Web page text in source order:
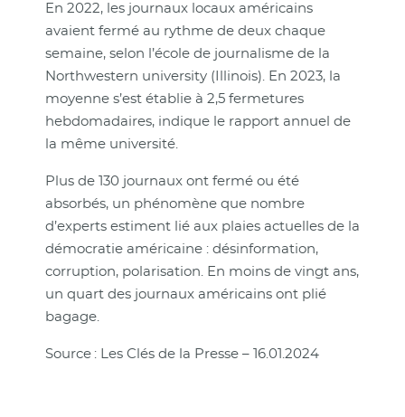
En 2022, les journaux locaux américains
avaient fermé au rythme de deux chaque
semaine, selon l’école de journalisme de la
Northwestern university (Illinois). En 2023, la
moyenne s’est établie à 2,5 fermetures
hebdomadaires, indique le rapport annuel de
la même université.
Plus de 130 journaux ont fermé ou été
absorbés, un phénomène que nombre
d’experts estiment lié aux plaies actuelles de la
démocratie américaine : désinformation,
corruption, polarisation. En moins de vingt ans,
un quart des journaux américains ont plié
bagage.
Source : Les Clés de la Presse – 16.01.2024